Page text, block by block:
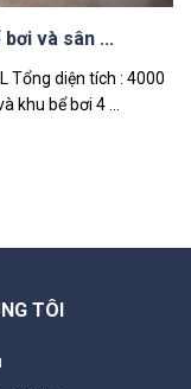
và sân ...
Tổng diện tích : 4000
khu bể bơi 4 ...
TÔI